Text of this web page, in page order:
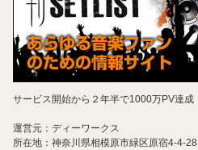
サービス開始から２年半で1000万PV達成
運営元：ディーワークス
所在地：神奈川県相模原市緑区原宿4-4-28